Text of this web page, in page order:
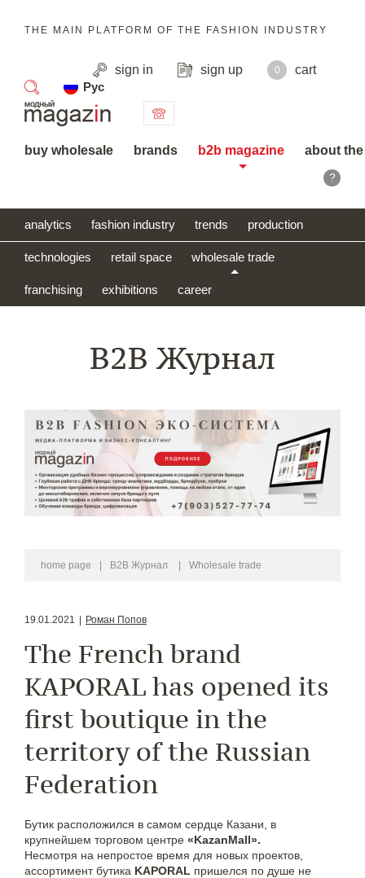
THE MAIN PLATFORM OF THE FASHION INDUSTRY
sign in sign up 0
cart
Рус
search
buy wholesale brands b2b magazine about
?
analytics fashion industry trends production
technologies retail space wholesale trade
franchising exhibitions career
B2B Журнал
home page B2B Журнал Wholesale trade
19.01.2021 Роман Попов
The French brand
KAPORAL has opened its
first boutique in the
territory of the Russian
Federation
Бутик расположился в самом сердце Казани, в
крупнейшем торговом центре «KazanMall».
Несмотря на непростое время для новых проектов,
ассортимент бутика KAPORAL пришелся по душе не